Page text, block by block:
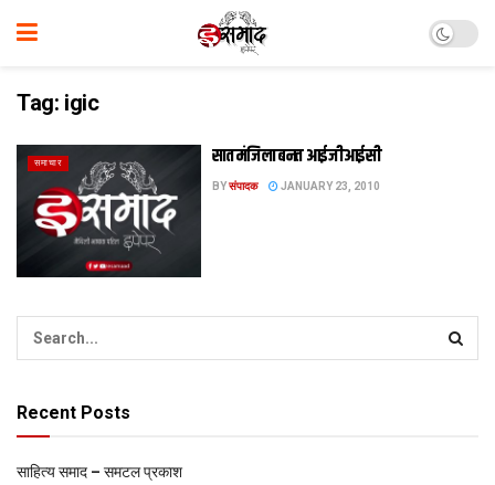
Tag: igic
समाचार सात मंजिला बनत आईजीआईसी
BYसंपादक JANUARY 23, 2010
Recent Posts
साहित्य समाद – समटल प्रकाश